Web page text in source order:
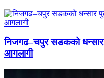
निजगढ–चपुर सडकको धन्सार
आगलागी